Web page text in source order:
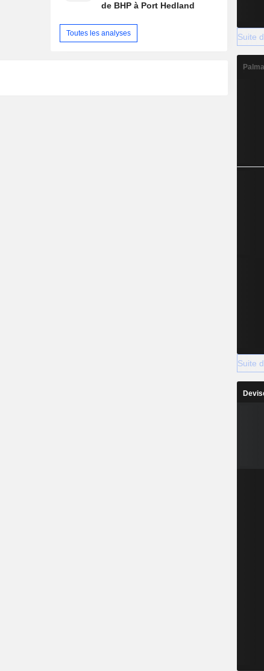
de BHP à Port Hedland
Toutes les analyses Suite
Suite